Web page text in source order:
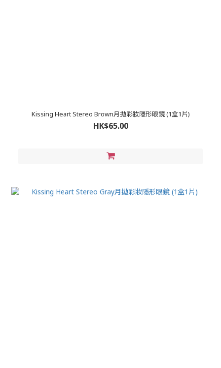
Kissing Heart Stereo Brown月拋彩妝隱形眼鏡 (1盒1片)
HK$65.00